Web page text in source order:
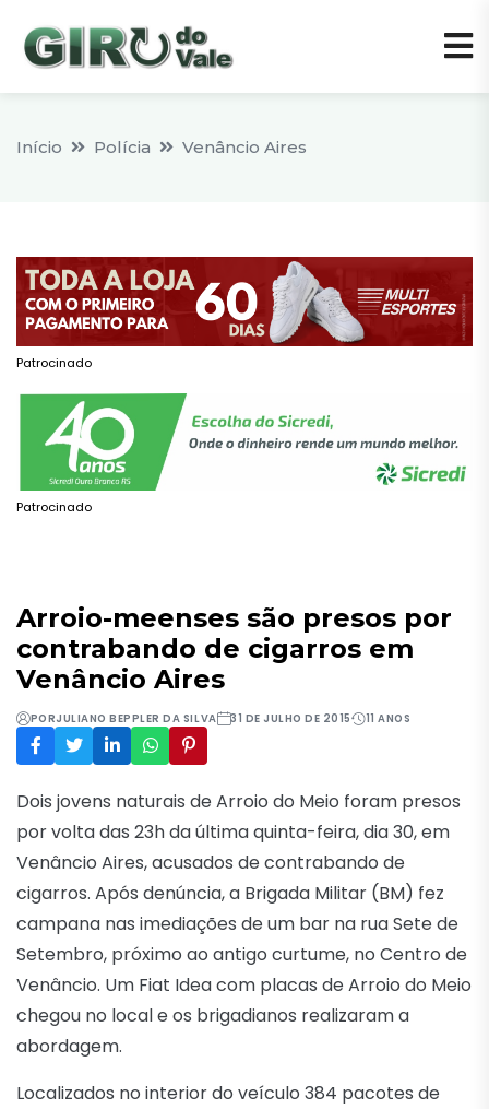
Início Polícia Venâncio Aires
Patrocinado
Patrocinado
Arroio-meenses são presos por
contrabando de cigarros em
Venâncio Aires
PORJULIANO BEPPLER DA SILVA 31 DE JULHO DE 2015 11 ANOS
Dois jovens naturais de Arroio do Meio foram presos
por volta das 23h da última quinta-feira, dia 30, em
Venâncio Aires, acusados de contrabando de
cigarros. Após denúncia, a Brigada Militar (BM) fez
campana nas imediações de um bar na rua Sete de
Setembro, próximo ao antigo curtume, no Centro de
Venâncio. Um Fiat Idea com placas de Arroio do Meio
chegou no local e os brigadianos realizaram a
abordagem.
Localizados no interior do veículo 384 pacotes de